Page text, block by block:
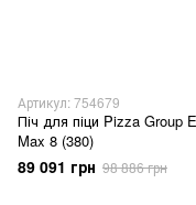
Артикул: 754679
Піч для піци Pizza Group
Max 8 (380)
89 091 грн 98 886 грн